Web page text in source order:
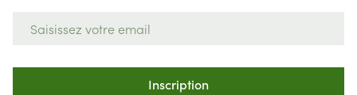
Inscription